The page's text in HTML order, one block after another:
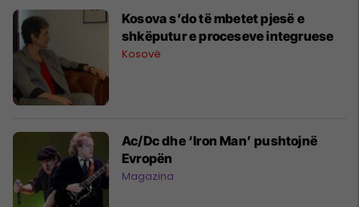
Kosova s’do të mbetet pjesë e
shkëputur e proceseve integruese
Kosovë
Ac/Dc dhe ‘Iron Man’ pushtojnë
Evropën
Magazina